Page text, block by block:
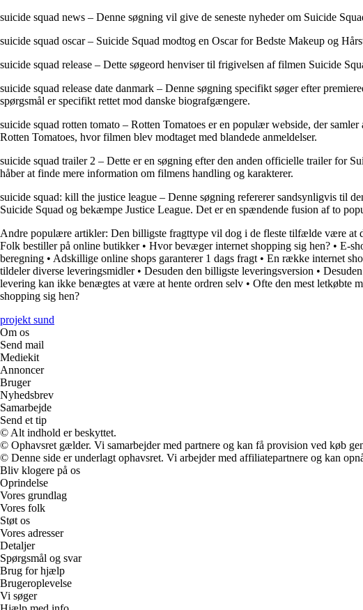
suicide squad news – Denne søgning vil give de seneste nyheder om Suicide
suicide squad oscar – Suicide Squad modtog en Oscar for Bedste Makeup og
suicide squad release – Dette søgeord henviser til frigivelsen af filmen Suicide
suicide squad release date danmark – Denne søgning specifikt søger efter
spørgsmål er specifikt rettet mod danske biografgængere.
suicide squad rotten tomato – Rotten Tomatoes er en populær webside, der
Rotten Tomatoes, hvor filmen blev modtaget med blandede anmeldelser.
suicide squad trailer 2 – Dette er en søgning efter den anden officielle trailer for
håber at finde mere information om filmens handling og karakterer.
suicide squad: kill the justice league – Denne søgning refererer sandsynligvis til
Suicide Squad og bekæmpe Justice League. Det er en spændende fusion af to
Andre populære artikler: Den billigste fragttype vil dog i de fleste tilfælde være at
Folk bestiller på online butikker• Hvor bevæger internet shopping sig hen? • E-
beregning • Adskillige online shops garanterer 1 dags fragt • En række internet
tildeler diverse leveringsmidler• Desuden den billigste leveringsversion •
levering kan ikke benægtes at være at hente ordren selv • Ofte den mest letkøbte
shopping sig hen?
projekt sund
Om os
Send mail
Mediekit
Annoncer
Bruger
Nyhedsbrev
Samarbejde
Send et tip
© Alt indhold er beskyttet.
© Ophavsret gælder. Vi samarbejder med partnere og kan få provision ved køb
© Denne side er underlagt ophavsret. Vi arbejder med affiliatepartnere og kan
Bliv klogere på os
Oprindelse
Vores grundlag
Vores folk
Støt os
Vores adresser
Detaljer
Spørgsmål og svar
Brug for hjælp
Brugeroplevelse
Vi søger